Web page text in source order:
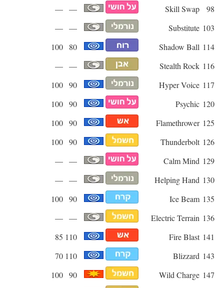
98
Skill Swap
—
—
103
Substitute
—
—
114
Shadow Ball
80
100
116
Stealth Rock
—
—
117
Hyper Voice
90
100
120
Psychic
90
100
125
Flamethrower
90
100
126
Thunderbolt
90
100
129
Calm Mind
—
—
130
Helping Hand
—
—
135
Ice Beam
90
100
136
Electric Terrain
—
—
141
Fire Blast
110
85
143
Blizzard
110
70
147
Wild Charge
90
100